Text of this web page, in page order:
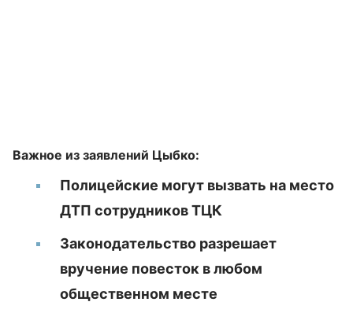
Важное из заявлений Цыбко:
Полицейские могут вызвать на место
ДТП сотрудников ТЦК
Законодательство разрешает
вручение повесток в любом
общественном месте